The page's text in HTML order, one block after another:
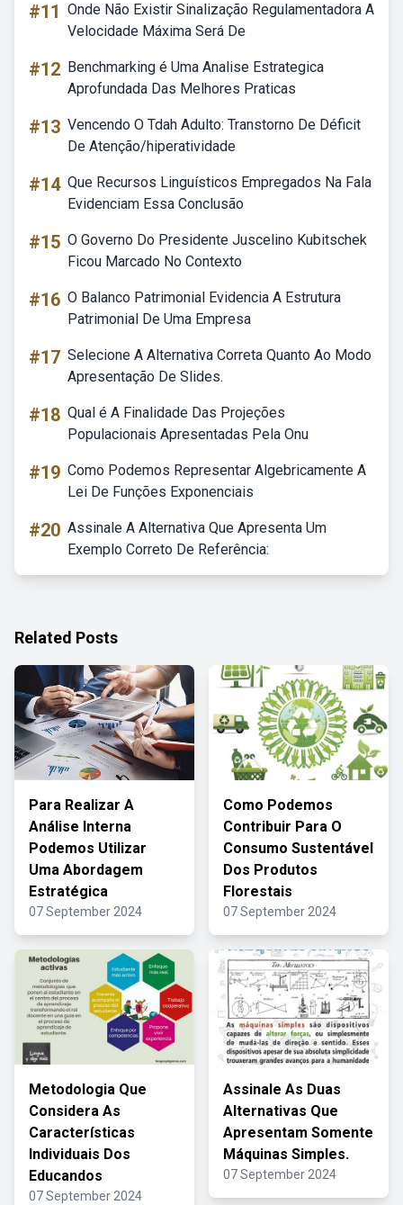
#11 Onde Não Existir Sinalização Regulamentadora A
Velocidade Máxima Será De
#12 Benchmarking é Uma Analise Estrategica
Aprofundada Das Melhores Praticas
#13 Vencendo O Tdah Adulto: Transtorno De Déficit
De Atenção/hiperatividade
#14 Que Recursos Linguísticos Empregados Na Fala
Evidenciam Essa Conclusão
#15 O Governo Do Presidente Juscelino Kubitschek
Ficou Marcado No Contexto
#16 O Balanco Patrimonial Evidencia A Estrutura
Patrimonial De Uma Empresa
#17 Selecione A Alternativa Correta Quanto Ao Modo
Apresentação De Slides.
#18 Qual é A Finalidade Das Projeções
Populacionais Apresentadas Pela Onu
#19 Como Podemos Representar Algebricamente A
Lei De Funções Exponenciais
#20 Assinale A Alternativa Que Apresenta Um
Exemplo Correto De Referência:
Related Posts
Para Realizar A
Análise Interna
Podemos Utilizar
Uma Abordagem
Estratégica
07 September 2024
Como Podemos
Contribuir Para O
Consumo Sustentável
Dos Produtos
Florestais
07 September 2024
Metodologia Que
Considera As
Características
Individuais Dos
Educandos
07 September 2024
Assinale As Duas
Alternativas Que
Apresentam Somente
Máquinas Simples.
07 September 2024